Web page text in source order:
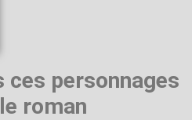
ces personnages
roman